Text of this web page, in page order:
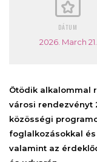
DÁTUM
2026. March 21.
Ötödik alkalommal
városi rendezvényt
közösségi
foglalkozásokkal
valamint az